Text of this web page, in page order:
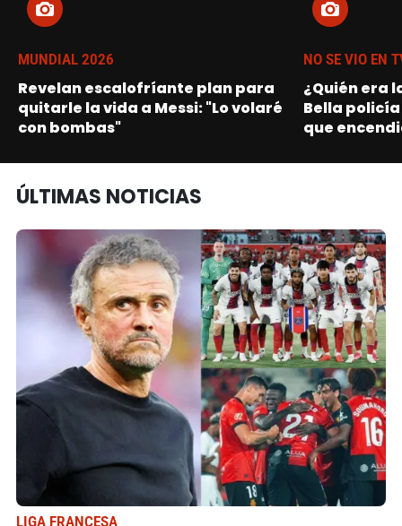
MUNDIAL 2026
Revelan escalofríante plan para
quitarle la vida a Messi: "Lo volaré
con bombas"
NO SE VIO EN
¿Quién era
Bella policía
que
ÚLTIMAS NOTICIAS
LIGA FRANCESA